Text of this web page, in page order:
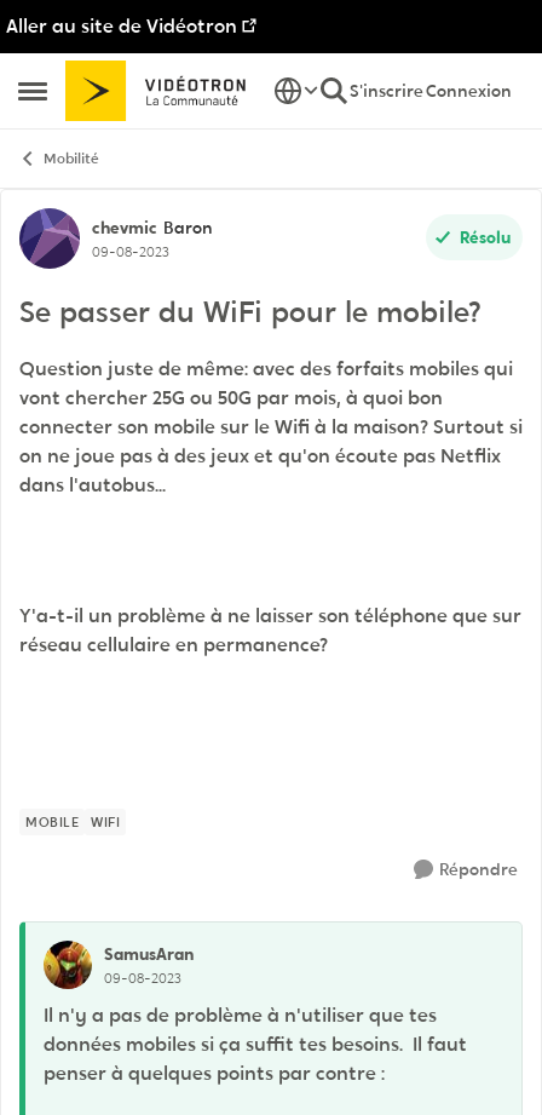
Aller au site de Vidéotron
Ouvrir Menu Latéral
Passer au contenu
S'inscrireConnexion
Mobilité
Discussion de forum
chevmic Baron
09-08-2023
Résolu
Se passer du WiFi pour le mobile?
Question juste de même: avec des forfaits mobiles qui
vont chercher 25G ou 50G par mois, à quoi bon
connecter son mobile sur le Wifi à la maison? Surtout si
on ne joue pas à des jeux et qu'on écoute pas Netflix
dans l'autobus...
Y'a-t-il un problème à ne laisser son téléphone que sur
réseau cellulaire en permanence?
MOBILE WIFI
Répondre
SamusAran
09-08-2023
Il n'y a pas de problème à n'utiliser que tes
données mobiles si ça suffit tes besoins. Il faut
penser à quelques points par contre :